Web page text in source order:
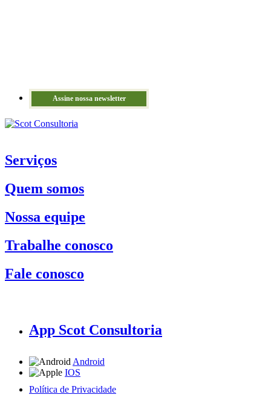
Assine nossa newsletter
Serviços
Quem somos
Nossa equipe
Trabalhe conosco
Fale conosco
App Scot Consultoria
Android
IOS
Política de Privacidade